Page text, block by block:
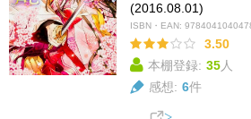
(2016.08.01)
ISBN・EAN:
3.50
本棚登録: 35人
感想: 6件